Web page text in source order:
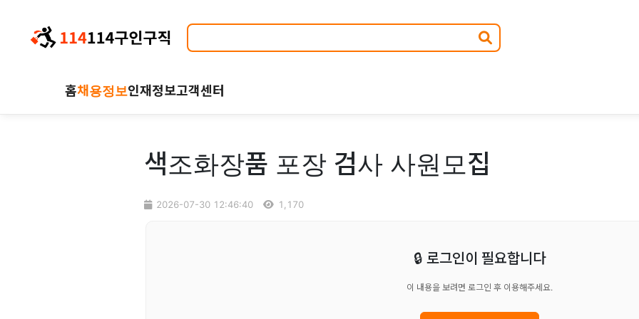
홈채용정보인재정보고객센터
색조화장품 포장 검사 사원모집
2026-07-30 12:46:40 1,170
🔒 로그인이 필요합니다
이 내용을 보려면 로그인 후 이용해주세요.